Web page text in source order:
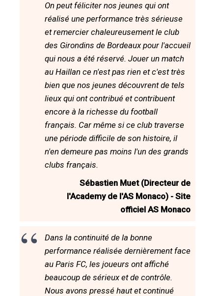
On peut féliciter nos jeunes qui ont
réalisé une performance très sérieuse
et remercier chaleureusement le club
des Girondins de Bordeaux pour l'accueil
qui nous a été réservé. Jouer un match
au Haillan ce n'est pas rien et c'est très
bien que nos jeunes découvrent de tels
lieux qui ont contribué et contribuent
encore à la richesse du football
français. Car même si ce club traverse
une période difficile de son histoire, il
n'en demeure pas moins l'un des grands
clubs français.
Sébastien Muet (Directeur de
l'Academy de l'AS Monaco) - Site
officiel AS Monaco
Dans la continuité de la bonne
performance réalisée dernièrement face
au Paris FC, les joueurs ont affiché
beaucoup de sérieux et de contrôle.
Nous avons pressé haut et continué